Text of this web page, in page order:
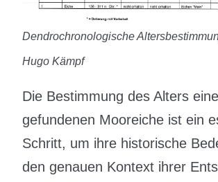
Dendrochronologische
Hugo Kämpf
Die Bestimmung des Alters
gefundenen Mooreiche ist ein
Schritt, um ihre historische
den genauen Kontext ihrer